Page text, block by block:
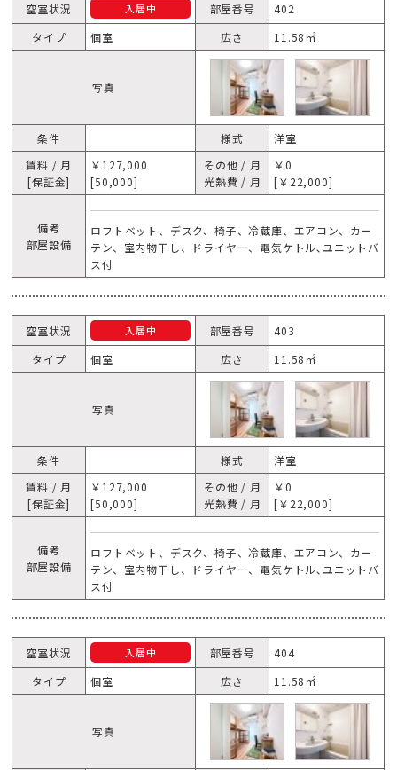
空室状況 入居中 部屋番号
402
タイプ
個室 広さ 11.58㎡
写真
条件 様式
洋室
賃料 / 月
[保証金]
￥127,000
[50,000]
その他 / 月
光熱費 / 月
￥0
[￥22,000]
備考
部屋設備
ロフトベット、デスク、椅子、冷蔵庫、エアコン、カー
テン、室内物干し、ドライヤー、電気ケトル､ユニットバ
ス付
空室状況 入居中 部屋番号
403
タイプ
個室 広さ 11.58㎡
写真
条件 様式
洋室
賃料 / 月
[保証金]
￥127,000
[50,000]
その他 / 月
光熱費 / 月
￥0
[￥22,000]
備考
部屋設備
ロフトベット、デスク、椅子、冷蔵庫、エアコン、カー
テン、室内物干し、ドライヤー、電気ケトル､ユニットバ
ス付
空室状況 入居中 部屋番号
404
タイプ
個室 広さ 11.58㎡
写真